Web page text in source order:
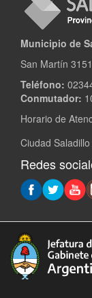
Municipio de
San Martín 3151
Teléfono:
Conmutador:
Horario de
Ciudad Saladillo
Redes